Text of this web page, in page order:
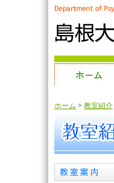
ホーム > 教室紹介